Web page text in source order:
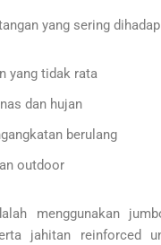
yang sering
yang tidak rata
dan hujan
berulang
outdoor
menggunakan
jahitan reinforced